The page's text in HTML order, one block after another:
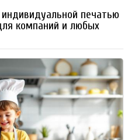
печатью
компаний и любых